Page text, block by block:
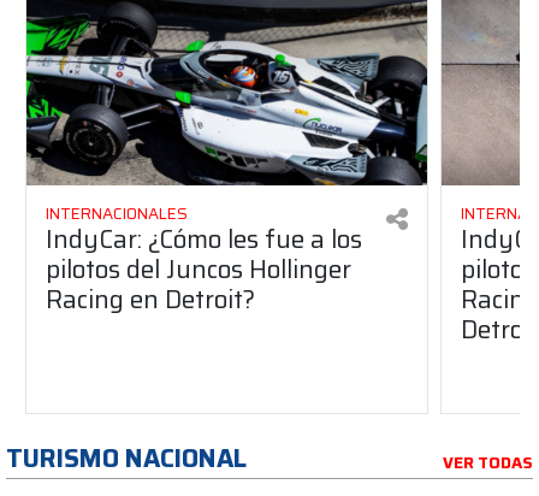
INTERNACIONALES
IndyCar: ¿Cómo les fue a los
pilotos del Juncos Hollinger
Racing en Detroit?
TURISMO NACIONAL VER TODAS